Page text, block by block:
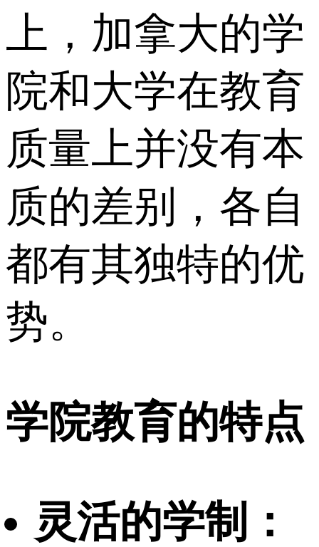
上，加拿大的学
院和大学在教育
质量上并没有本
质的差别，各自
都有其独特的优
势。
学院教育的特点
灵活的学制：